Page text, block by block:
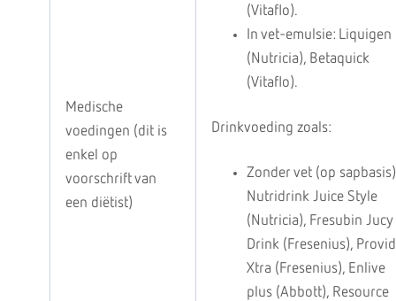
Medische
voedingen (dit is
enkel op
voorschrift van
een diëtist)
(Vitaflo).
In vet-emulsie: Liquigen
(Nutricia), Betaquick
(Vitaflo).
Drinkvoeding zoals:
Zonder vet (op
Nutridrink Juice Style
(Nutricia), Fresubin Jucy
Drink (Fresenius),
Xtra (Fresenius), Enlive
plus (Abbott), Resource